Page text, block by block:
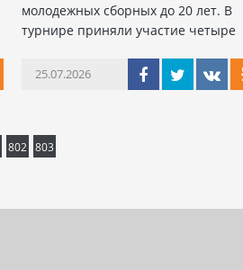
молодежных сборных до 20 лет. В
турнире приняли участие четыре
25.07.2026
802 803